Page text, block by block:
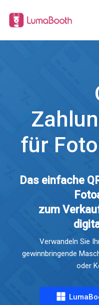
für
Das einfache
zum
Verwandeln Sie
gewinnbringende
oder